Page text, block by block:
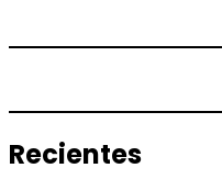
Recientes